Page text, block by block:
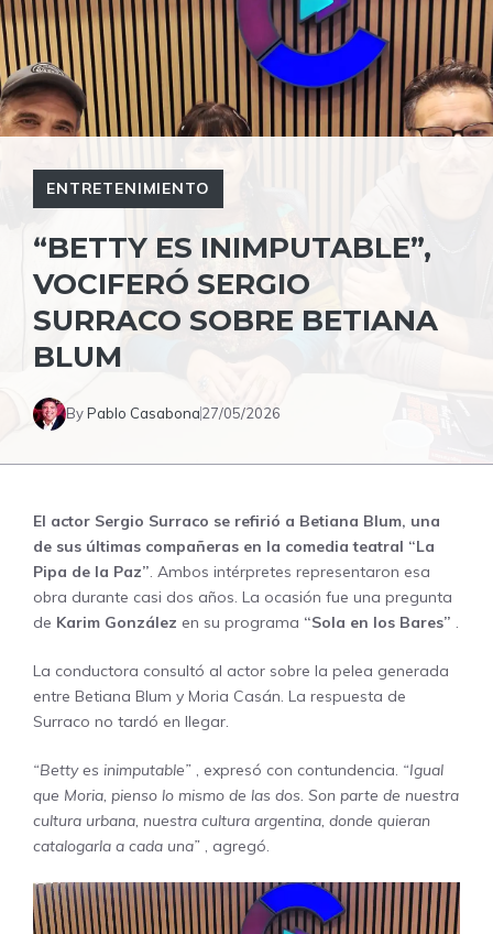
ENTRETENIMIENTO
“BETTY ES INIMPUTABLE”,
VOCIFERÓ SERGIO
SURRACO SOBRE BETIANA
BLUM
ByPablo Casabona27/05/2026
El actor Sergio Surraco se refirió a Betiana Blum, una
de sus últimas compañeras en la comedia teatral “La
Pipa de la Paz”. Ambos intérpretes representaron esa
obra durante casi dos años. La ocasión fue una pregunta
de Karim González en su programa “Sola en los Bares” .
La conductora consultó al actor sobre la pelea generada
entre Betiana Blum y Moria Casán. La respuesta de
Surraco no tardó en llegar.
“Betty es inimputable” , expresó con contundencia. “Igual
que Moria, pienso lo mismo de las dos. Son parte de nuestra
cultura urbana, nuestra cultura argentina, donde quieran
catalogarla a cada una” , agregó.